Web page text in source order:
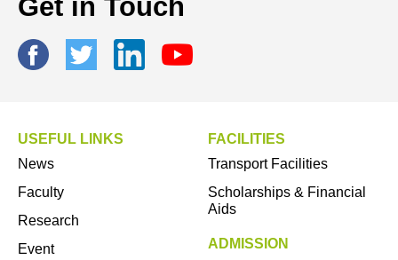
Get in Touch
USEFUL LINKS
News
Faculty
Research
Event
FACILITIES
Transport Facilities
Scholarships & Financial
Aids
ADMISSION